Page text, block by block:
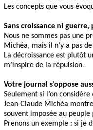
Les concepts que vous
Sans croissance ni
Nous ne sommes pas une
Michéa, mais il n’y a pas
La décroissance est plutôt
m’inspire de la répulsion.
Votre journal s’oppose
Seulement si l’on
Jean-Claude Michéa
souvent imposée au
Prenons un exemple : si je